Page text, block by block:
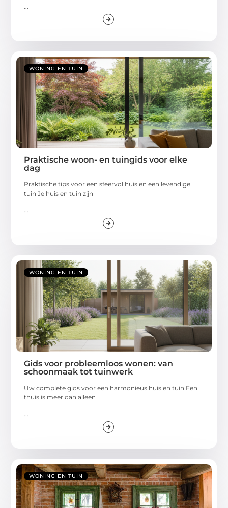
WONING EN TUIN
Praktische woon- en tuingids voor elke
dag
Praktische tips voor een sfeervol huis en een levendige
tuin Je huis en tuin zijn
WONING EN TUIN
Gids voor probleemloos wonen: van
schoonmaak tot tuinwerk
Uw complete gids voor een harmonieus huis en tuin Een
thuis is meer dan alleen
WONING EN TUIN